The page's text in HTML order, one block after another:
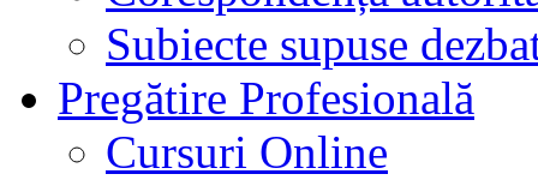
Subiecte supuse
Pregătire Profesională
Cursuri Online